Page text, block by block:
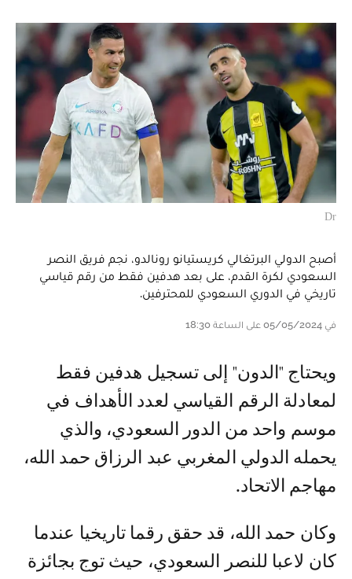
Dr
أصبح الدولي البرتغالي كريستيانو رونالدو، نجم فريق النصر
السعودي لكرة القدم، على بعد هدفين فقط من رقم قياسي
تاريخي في الدوري السعودي للمحترفين.
في 05/05/2024 على الساعة 18:30
ويحتاج "الدون" إلى تسجيل هدفين فقط
لمعادلة الرقم القياسي لعدد الأهداف في
موسم واحد من الدور السعودي، والذي
يحمله الدولي المغربي عبد الرزاق حمد الله،
مهاجم الاتحاد.
وكان حمد الله، قد حقق رقما تاريخيا عندما
كان لاعبا للنصر السعودي، حيث توج بجائزة